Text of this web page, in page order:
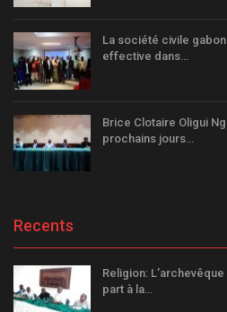
La société civile
effective dans…
Brice Clotaire Oligui
prochains jours…
Recents
Religion:
part à la…